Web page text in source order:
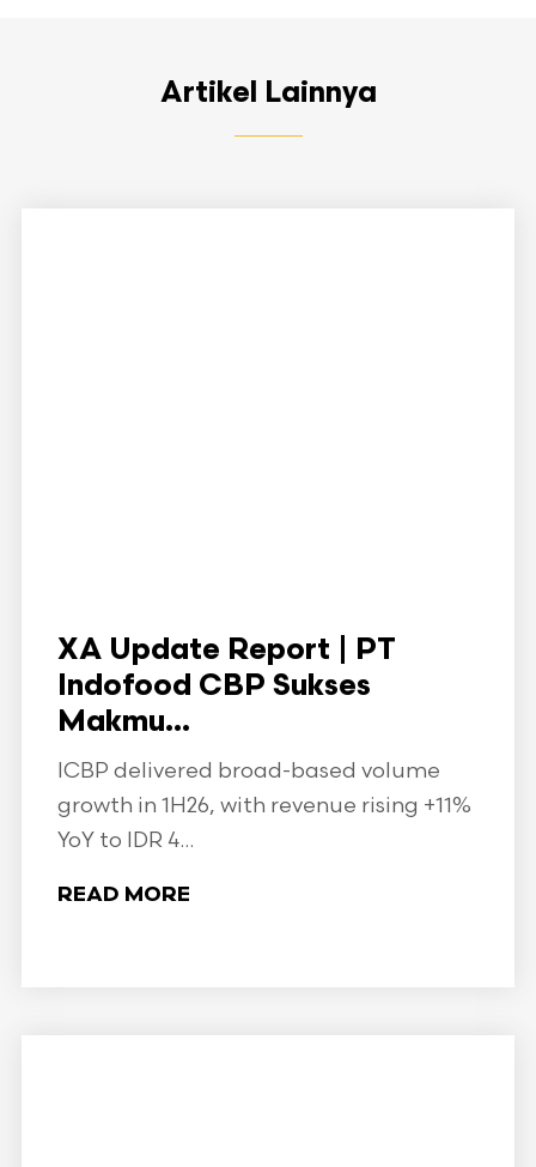
Artikel Lainnya
XA Update Report | PT
Indofood CBP Sukses
Makmu...
ICBP delivered broad-based volume
growth in 1H26, with revenue rising +11%
YoY to IDR 4...
READ MORE